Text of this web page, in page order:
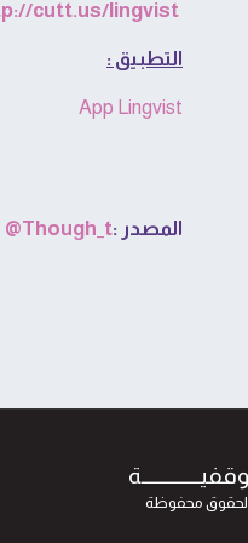
cutt.us/lingvist
التطبيق :
App Lingvist
المصدر :Though_t@